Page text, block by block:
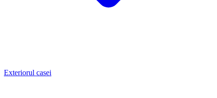
Exteriorul casei